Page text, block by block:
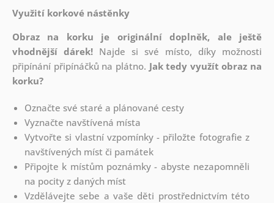
Využití korkové nástěnky
Obraz na korku je originální doplněk, ale ještě
vhodnější dárek! Najde si své místo, díky možnosti
připínání připínáčků na plátno. Jak tedy využít obraz na
korku?
Označte své staré a plánované cesty
Vyznačte navštívená místa
Vytvořte si vlastní vzpomínky - přiložte fotografie z
navštívených míst či památek
Připojte k místům poznámky - abyste nezapomněli
na pocity z daných míst
Vzdělávejte sebe a vaše děti prostřednictvím této